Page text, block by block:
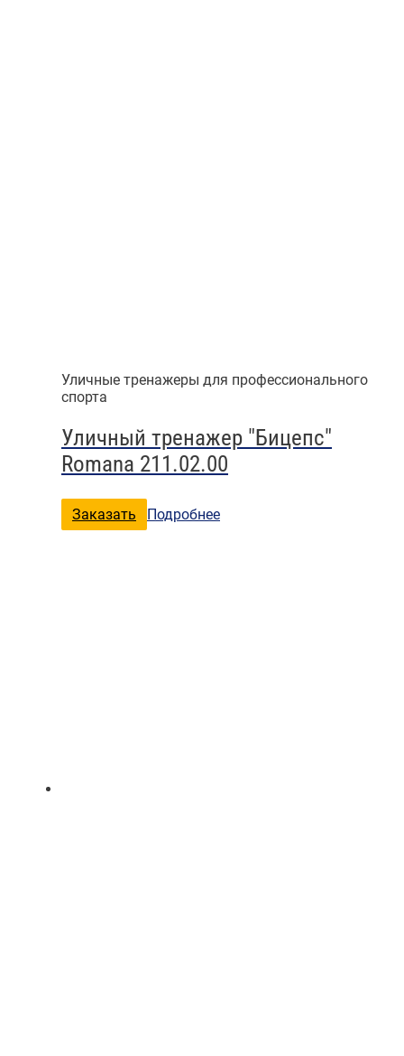
Уличные тренажеры для профессионального
спорта
Уличный тренажер "Бицепс"
Romana 211.02.00
Заказать Подробнее